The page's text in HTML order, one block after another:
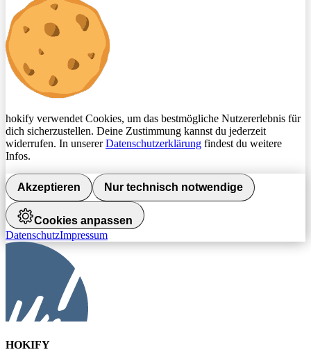
hokify verwendet Cookies, um das bestmögliche Nutzererlebnis für
dich sicherzustellen. Deine Zustimmung kannst du jederzeit
widerrufen. In unsererDatenschutzerklärung findest du weitere
Infos.
Akzeptieren Nur technisch notwendige
Cookies anpassen
DatenschutzImpressum
HOKIFY